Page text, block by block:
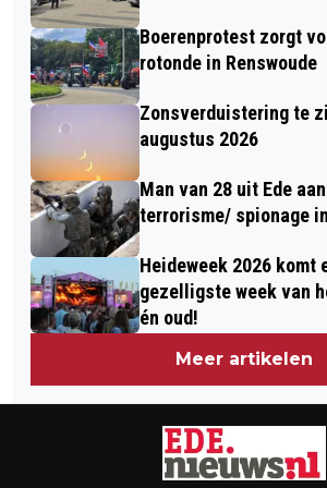
GELDERLAND
Boerenprotest zorgt
rotonde in Renswoude
Zonsverduistering te
augustus 2026
Man van 28 uit Ede
terrorisme/ spionage
Heideweek 2026 komt
gezelligste week van
én oud!
Meer artikelen